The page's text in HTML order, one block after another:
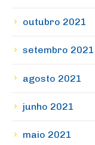
outubro 2021
setembro 2021
agosto 2021
junho 2021
maio 2021